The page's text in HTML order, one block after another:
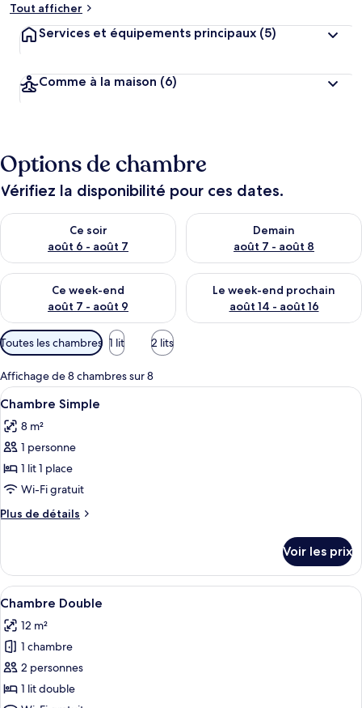
Tout afficher
Services et équipements principaux (5)
Comme à la maison (6)
Options de chambre
Vérifiez la disponibilité pour ces dates.
Ce soir
août 6 - août 7
Vérifier la disponibilité pour ce soir août 6 - août 7
Demain
août 7 - août 8
Vérifier la disponibilité pour
Ce week-end
août 7 - août 9
Vérifier la disponibilité pour ce week-end août 7 - août 9
Le week-end prochain
août 14 - août 16
Vérifier la disponibilité pour
Filtres
disponibles
pour
les
chambres
Toutes les chambres 1 lit 2 lits
Affichage de 8 chambres sur 8
Afficher
toutes
les
photos
pour
ce
type
de
Chambre
Simple
Une chambre à coucher avec un lit,
14
Chambre Simple
8 m²
1 personne
1 lit 1 place
Wi-Fi gratuit
Plus de détails
Plus
le
type
de
Chambre
Simple
Voir les prix
Afficher
toutes
les
photos
pour
ce
Une chambre à coucher
17
Chambre Double
12 m²
1 chambre
2 personnes
1 lit double